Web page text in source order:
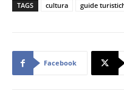
TAGS cultura guide
Facebook